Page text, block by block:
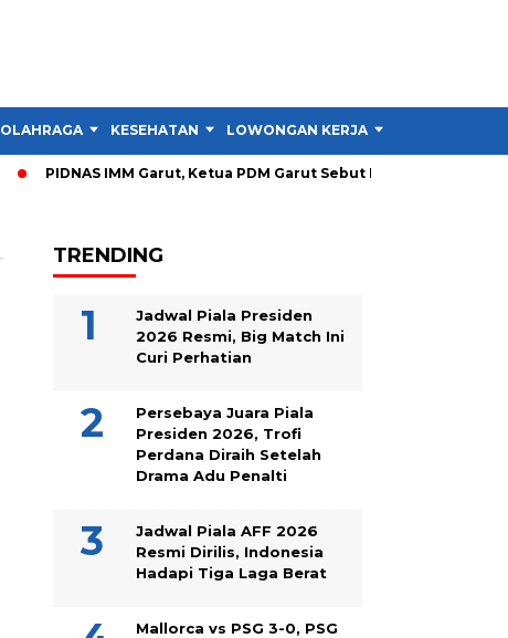
OLAHRAGA KESEHATAN LOWONGAN KERJA
PIDNAS IMM Garut, Ketua PDM Garut Sebut RTL Lebih Penting
TRENDING
Jadwal Piala Presiden
2026 Resmi, Big Match Ini
Curi Perhatian
Persebaya Juara Piala
Presiden 2026, Trofi
Perdana Diraih Setelah
Drama Adu Penalti
Jadwal Piala AFF 2026
Resmi Dirilis, Indonesia
Hadapi Tiga Laga Berat
Mallorca vs PSG 3-0, PSG